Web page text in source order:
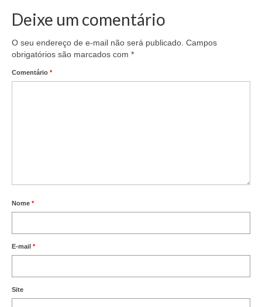
Deixe um comentário
O seu endereço de e-mail não será publicado. Campos
obrigatórios são marcados com *
Comentário *
Nome *
E-mail *
Site